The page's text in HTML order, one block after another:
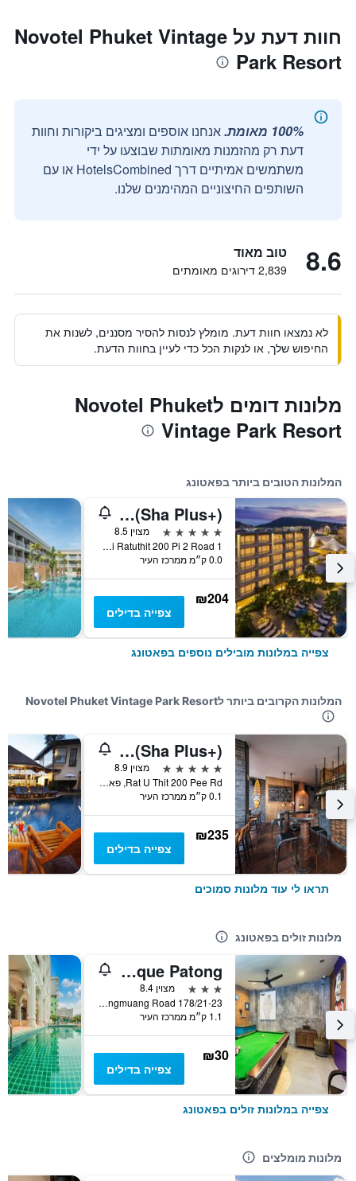
חוות דעת על Novotel Phuket Vintage
Park Resort
100% מאומת.
אנחנו אוספים ומציגים ביקורות וחוות
דעת רק מהזמנות מאומתות שבוצעו על ידי
משתמשים אמיתיים דרך HotelsCombined או עם
השותפים החיצוניים המהימנים שלנו.
8.6 טוב מאוד
2,839 דירוגים מאומתים
לא נמצאו חוות דעת. מומלץ לנסות להסיר מסננים, לשנות את
החיפוש שלך, או לנקות הכל כדי לעיין בחוות הדעת.
מלונות דומים לNovotel Phuket
Vintage Park Resort
המלונות הטובים ביותר בפאטונג
Grand Mercure Phuket Patong (Sha Plus+)
5 כוכבים
מצוין 8.5
1 Soi Ratuthit 200 Pi 2 Road, פאטונג, תאילנד
0.0 ק״מ ממרכז העיר
₪204
צפייה בדילים
צפייה במלונות מובילים נוספים בפאטונג
המלונות הקרובים ביותר לNovotel Phuket Vintage Park Resort
Hotel Indigo Phuket Patong, An IHG Hotel (Sha Plus+)
5 כוכבים
מצוין 8.9
Rat U Thit 200 Pee Rd, פאטונג, תאילנד
0.1 ק״מ ממרכז העיר
₪235
צפייה בדילים
תראו לי עוד מלונות סמוכים
מלונות זולים בפאטונג
Memory Boutique Patong
3 כוכבים
מצוין 8.4
178/21-23 Pangmuang Road, פאטונג, תאילנד
1.1 ק״מ ממרכז העיר
₪30
צפייה בדילים
צפייה במלונות זולים בפאטונג
מלונות מומלצים